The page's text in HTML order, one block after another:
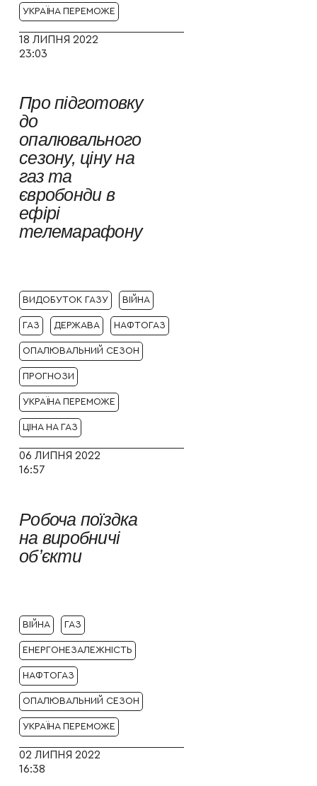
УКРАЇНА ПЕРЕМОЖЕ
18 ЛИПНЯ 2022
23:03
Про підготовку
до
опалювального
сезону, ціну на
газ та
євробонди в
ефірі
телемарафону
ВИДОБУТОК ГАЗУ ВІЙНА
ГАЗ ДЕРЖАВА НАФТОГАЗ
ОПАЛЮВАЛЬНИЙ СЕЗОН
ПРОГНОЗИ
УКРАЇНА ПЕРЕМОЖЕ
ЦІНА НА ГАЗ
06 ЛИПНЯ 2022
16:57
Робоча поїздка
на виробничі
обʼєкти
ВІЙНА ГАЗ
ЕНЕРГОНЕЗАЛЕЖНІСТЬ
НАФТОГАЗ
ОПАЛЮВАЛЬНИЙ СЕЗОН
УКРАЇНА ПЕРЕМОЖЕ
02 ЛИПНЯ 2022
16:38